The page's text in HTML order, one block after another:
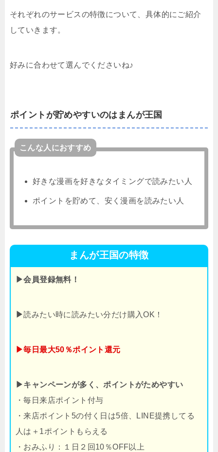
それぞれのサービスの特徴について、具体的にご紹介
していきます。
好みに合わせて選んでくださいね♪
ポイントが貯めやすいのはまんが王国
こんな人におすすめ
好きな漫画を好きなタイミングで読みたい人
ポイントを貯めて、安く漫画を読みたい人
まんが王国の特徴
▶会員登録無料！
▶読みたい時に読みたい分だけ購入OK！
▶毎日最大50％ポイント還元
▶キャンペーンが多く、ポイントがためやすい
・毎日来店ポイント付与
・来店ポイント5の付く日は5倍、LINE提携してる
人は＋1ポイントもらえる
・おみふり：１日２回10％OFF以上